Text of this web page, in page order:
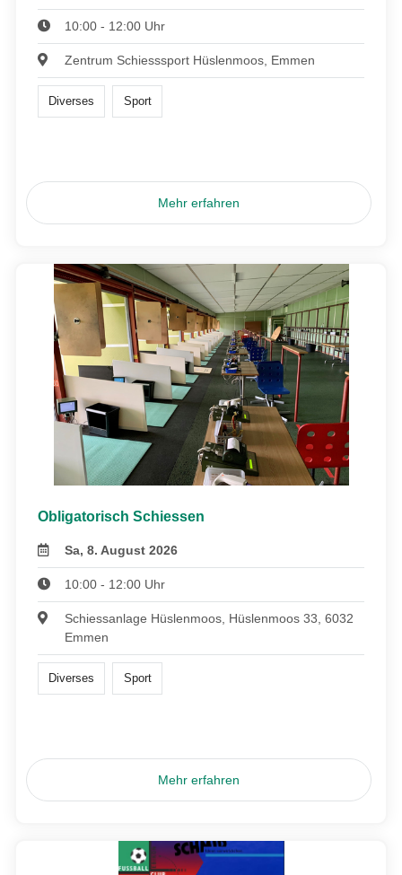
10:00 - 12:00 Uhr
Zentrum Schiesssport Hüslenmoos, Emmen
Diverses Sport
Mehr erfahren
Obligatorisch Schiessen
Sa, 8. August 2026
10:00 - 12:00 Uhr
Schiessanlage Hüslenmoos, Hüslenmoos 33, 6032
Emmen
Diverses Sport
Mehr erfahren